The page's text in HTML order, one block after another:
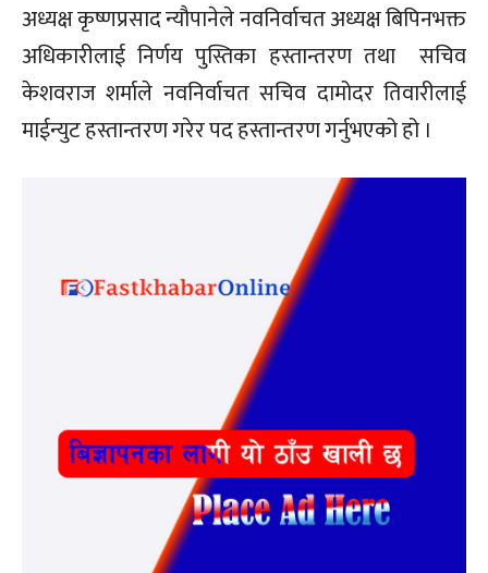
अध्यक्ष कृष्णप्रसाद न्यौपानेले नवनिर्वाचत अध्यक्ष बिपिनभक्त
अधिकारीलाई निर्णय पुस्तिका हस्तान्तरण तथा सचिव
केशवराज शर्माले नवनिर्वाचत सचिव दामोदर तिवारीलाई
माईन्युट हस्तान्तरण गरेर पद हस्तान्तरण गर्नुभएको हो ।